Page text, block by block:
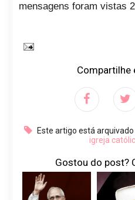
mensagens foram vistas
Compartilhe
Este artigo está arquivado
igreja
Gostou do post?